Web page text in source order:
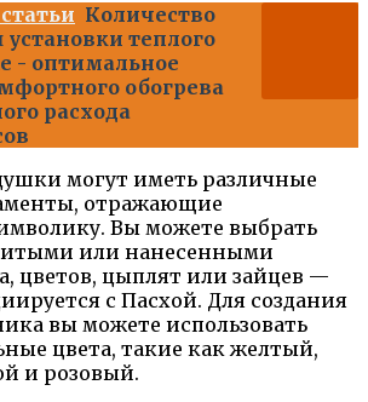
Количество
установки теплого
- оптимальное
обогрева
расхода
могут иметь различные
отражающие
Вы можете выбрать
или нанесенными
цветов, цыплят или зайцев —
с Пасхой. Для создания
вы можете использовать
цвета, такие как желтый,
и розовый.